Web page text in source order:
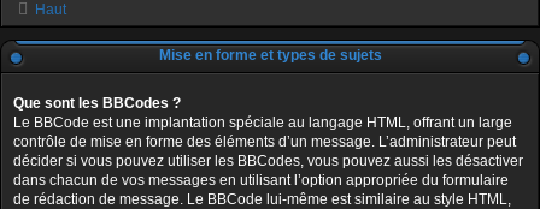
Haut
Mise en forme et types de sujets
Que sont les BBCodes ?
Le BBCode est une implantation spéciale au langage HTML, offrant un large
contrôle de mise en forme des éléments d’un message. L’administrateur peut
décider si vous pouvez utiliser les BBCodes, vous pouvez aussi les désactiver
dans chacun de vos messages en utilisant l’option appropriée du formulaire
de rédaction de message. Le BBCode lui-même est similaire au style HTML,